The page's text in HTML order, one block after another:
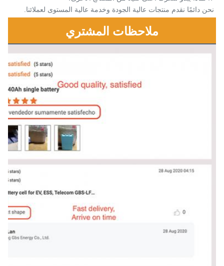
نحن دائمًا نقدم منتجات عالية الجودة وخدمة عالية المستوى لعملائنا.
ملاحظات المشتري